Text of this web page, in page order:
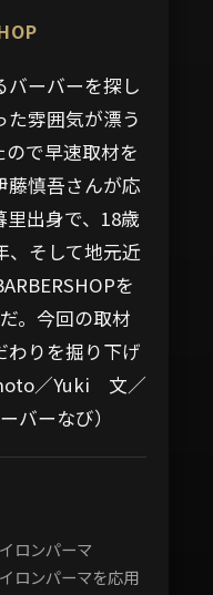
ーバーを探し
雰囲気が漂う
ので早速取材を
藤慎吾さんが応
出身で、18歳
、そして地元近
を
。今回の取材
わりを掘り下げ
／Yuki 文／
ーなび）
ロンパーマ
ロンパーマを応用